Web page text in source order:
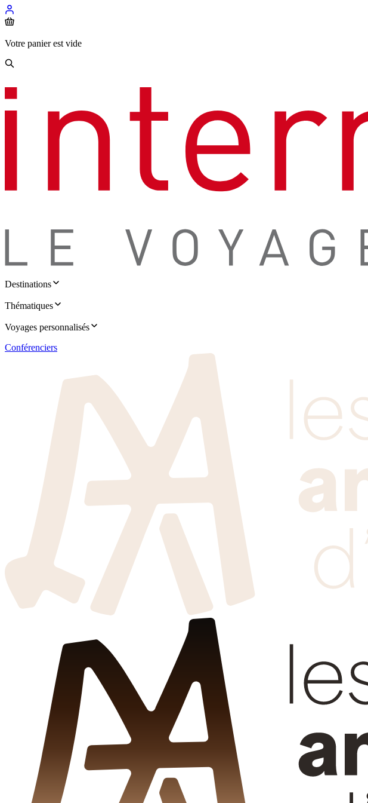
Votre panier est vide
Destinations
Thématiques
Voyages personnalisés
Conférenciers